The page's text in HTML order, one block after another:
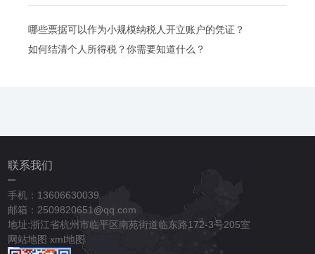
哪些票据可以作为小规模纳税人开立账户的凭证？
如何结清个人所得税？你需要知道什么？
联系我们
手机：13606630039
邮箱：2509820651@qq.com
地址:浙江省杭州市临平区南苑街道临东路172-3号205室
网站地图 xml地图